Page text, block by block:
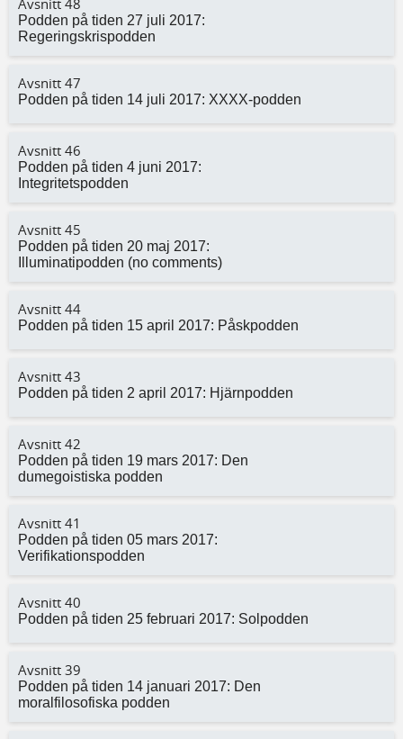
Avsnitt 48
Podden på tiden 27 juli 2017:
Regeringskrispodden
Avsnitt 47
Podden på tiden 14 juli 2017: XXXX-podden
Avsnitt 46
Podden på tiden 4 juni 2017:
Integritetspodden
Avsnitt 45
Podden på tiden 20 maj 2017:
Illuminatipodden (no comments)
Avsnitt 44
Podden på tiden 15 april 2017: Påskpodden
Avsnitt 43
Podden på tiden 2 april 2017: Hjärnpodden
Avsnitt 42
Podden på tiden 19 mars 2017: Den
dumegoistiska podden
Avsnitt 41
Podden på tiden 05 mars 2017:
Verifikationspodden
Avsnitt 40
Podden på tiden 25 februari 2017: Solpodden
Avsnitt 39
Podden på tiden 14 januari 2017: Den
moralfilosofiska podden